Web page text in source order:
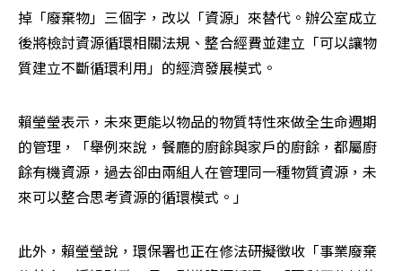
掉「廢棄物」三個字，改以「資源」來替代。辦公室成立
後將檢討資源循環相關法規、整合經費並建立「可以讓物
質建立不斷循環利用」的經濟發展模式。
賴瑩瑩表示，未來更能以物品的物質特性來做全生命週期
的管理，「舉例來說，餐廳的廚餘與家戶的廚餘，都屬廚
餘有機資源，過去卻由兩組人在管理同一種物質資源，未
來可以整合思考資源的循環模式。」
此外，賴瑩瑩說，環保署也正在修法研擬徵收「事業廢棄